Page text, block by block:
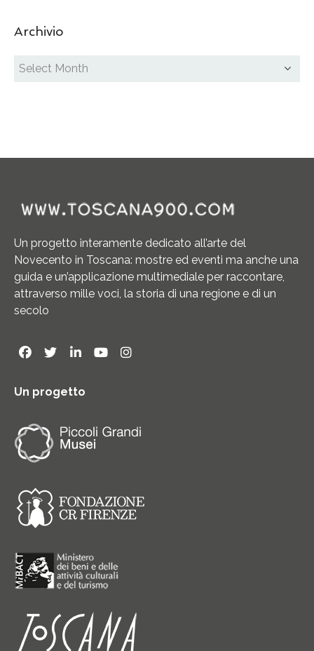
Archivio
Un progetto interamente dedicato all’arte del
Novecento in Toscana: mostre ed eventi ma anche una
guida e un’applicazione multimediale per raccontare,
attraverso mille voci, la storia di una regione e di un
secolo
Un progetto